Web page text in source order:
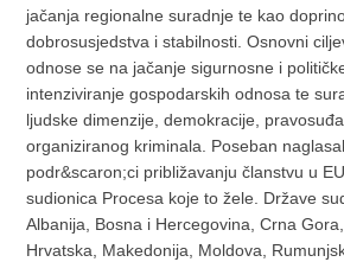
jačanja regionalne suradnje te kao
dobrosusjedstva i stabilnosti. Osnovni
odnose se na jačanje sigurnosne i
intenziviranje gospodarskih odnosa te
ljudske dimenzije, demokracije,
organiziranog kriminala. Poseban
podr&scaron;ci približavanju članstvu u
sudionica Procesa koje to žele. Države
Albanija, Bosna i Hercegovina, Crna
Hrvatska, Makedonija, Moldova,